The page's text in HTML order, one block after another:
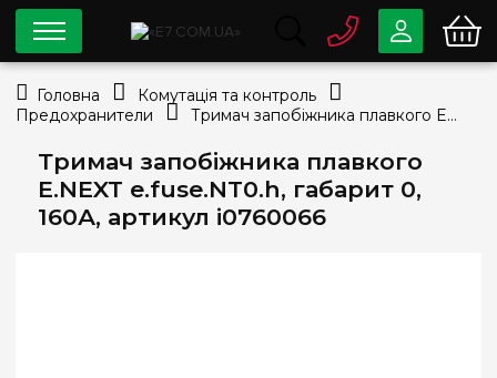
Тримач запобіжника плавкого
E.NEXT e.fuse.NT0.h, габарит 0,
160А, артикул i0760066
0 80033-63-07
info@e7.com.ua
044334-79-78
Viber Telegram
Головна
Комутація та контроль
Предохранители
Тримач запобіжника плавкого E.NEXT e.fuse.NT0.h, габарит 0, 160А, артикул i0760066